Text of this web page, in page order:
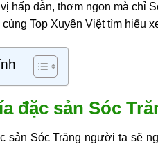
hấp dẫn, thơm ngon mà chỉ
Top Xuyên Việt tìm hiểu
đặc sản Sóc
sản Sóc Trăng người ta sẽ